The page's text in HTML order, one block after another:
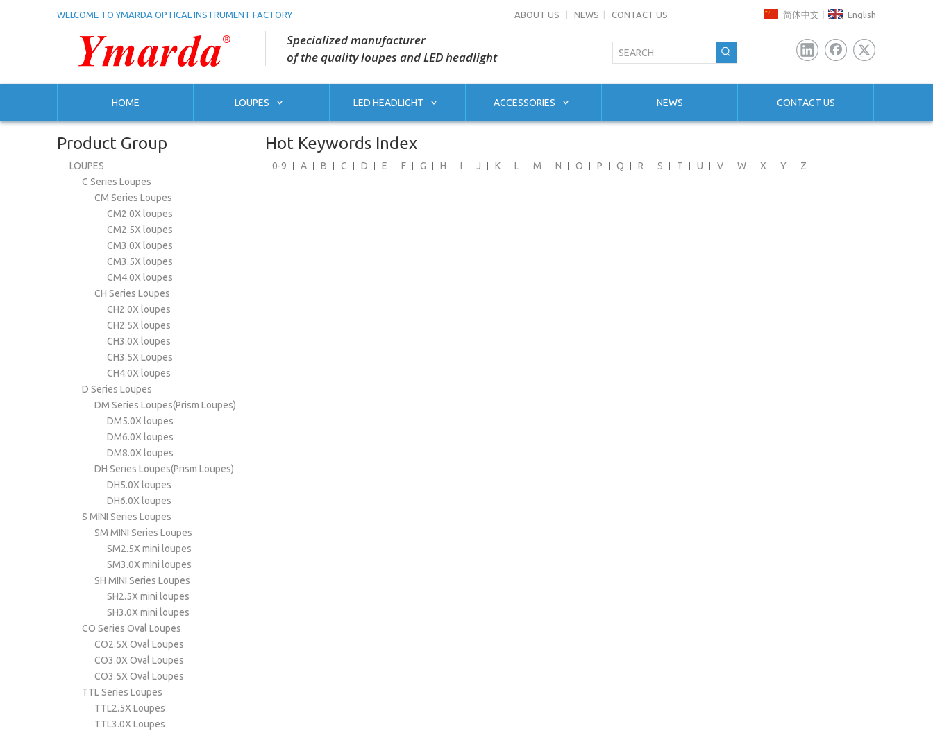
WELCOME TO YMARDA OPTICAL INSTRUMENT FACTORY ABOUT US NEWS CONTACT US 简体中文 English
Specialized manufacturer
of the quality loupes and LED headlight
HOME LOUPES LED HEADLIGHT ACCESSORIES NEWS CONTACT US
Product Group
LOUPES
C Series Loupes
CM Series Loupes
CM2.0X loupes
CM2.5X loupes
CM3.0X loupes
CM3.5X loupes
CM4.0X loupes
CH Series Loupes
CH2.0X loupes
CH2.5X loupes
CH3.0X loupes
CH3.5X Loupes
CH4.0X loupes
D Series Loupes
DM Series Loupes(Prism Loupes)
DM5.0X loupes
DM6.0X loupes
DM8.0X loupes
DH Series Loupes(Prism Loupes)
DH5.0X loupes
DH6.0X loupes
S MINI Series Loupes
SM MINI Series Loupes
SM2.5X mini loupes
SM3.0X mini loupes
SH MINI Series Loupes
SH2.5X mini loupes
SH3.0X mini loupes
CO Series Oval Loupes
CO2.5X Oval Loupes
CO3.0X Oval Loupes
CO3.5X Oval Loupes
TTL Series Loupes
TTL2.5X Loupes
TTL3.0X Loupes
Hot Keywords Index
0-9 A B C D E F G H I J K L M N O P Q R S T U V W X Y Z